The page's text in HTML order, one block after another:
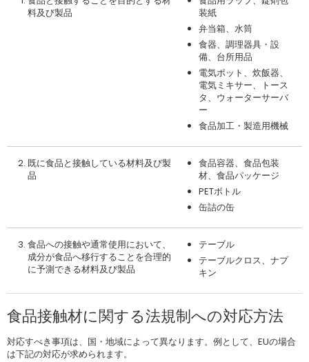
料及び製品
装紙
弁当箱、水筒
食器、調理器具・設
備、台所用品
電気ポット、炊飯器、
電気ミキサー、トース
タ、ウォーターサーバ
ー
食品加工・製造用機械
既に食品と接触している材料及び製
品
食品容器、食品包装
材、食品パッケージ
PETボトル
缶詰の缶
食品への接触や通常使用において、
成分が食品へ移行することを合理的
に予測できる材料及び製品
テーブル
テーブルクロス、ナプ
キン
食品接触材に関する法規制への対応方法
対応すべき事項は、国・地域によって異なります。例として、EUの場合
は下記の対応が求められます。